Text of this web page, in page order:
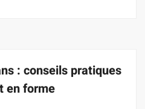
: conseils pratiques
en forme